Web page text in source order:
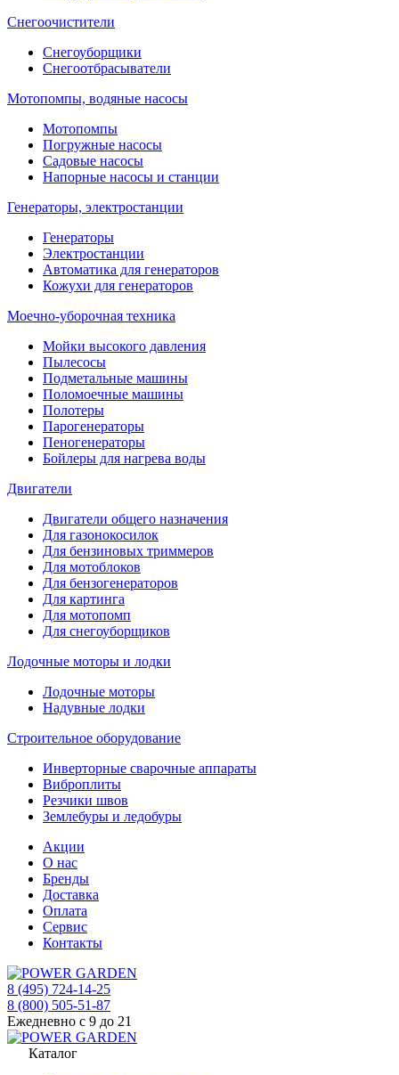
Снегоочистители
Снегоуборщики
Снегоотбрасыватели
Мотопомпы, водяные насосы
Мотопомпы
Погружные насосы
Садовые насосы
Напорные насосы и станции
Генераторы, электростанции
Генераторы
Электростанции
Автоматика для генераторов
Кожухи для генераторов
Моечно-уборочная техника
Мойки высокого давления
Пылесосы
Подметальные машины
Поломоечные машины
Полотеры
Парогенераторы
Пеногенераторы
Бойлеры для нагрева воды
Двигатели
Двигатели общего назначения
Для газонокосилок
Для бензиновых триммеров
Для мотоблоков
Для бензогенераторов
Для картинга
Для мотопомп
Для снегоуборщиков
Лодочные моторы и лодки
Лодочные моторы
Надувные лодки
Строительное оборудование
Инверторные сварочные аппараты
Виброплиты
Резчики швов
Землебуры и ледобуры
Акции
О нас
Бренды
Доставка
Оплата
Сервис
Контакты
8 (495) 724-14-25
8 (800) 505-51-87
Ежедневно с 9 до 21
Каталог